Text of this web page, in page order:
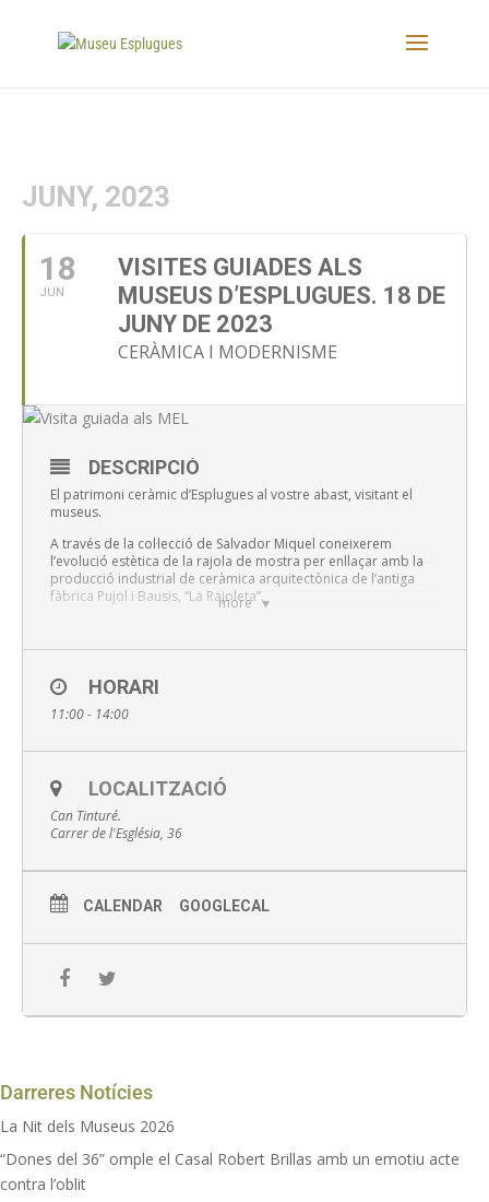
JUNY, 2023
18
JUN
VISITES GUIADES ALS
MUSEUS D’ESPLUGUES. 18 DE
JUNY DE 2023
CERÀMICA I MODERNISME
more
DESCRIPCIÓ
El patrimoni ceràmic d’Esplugues al vostre abast, visitant el
museus.
A través de la col·lecció de Salvador Miquel coneixerem
l’evolució estètica de la rajola de mostra per enllaçar amb la
producció industrial de ceràmica arquitectònica de l’antiga
fàbrica Pujol i Bausis, “La Rajoleta”.
Preu: A partir de 3 euros
Punt de trobada: recepció del Museu Can Tinturé
o online
HORARI
11:00 - 14:00
LOCALITZACIÓ
Can Tinturé.
Carrer de l'Església, 36
CALENDAR GOOGLECAL
Darreres Notícies
La Nit dels Museus 2026
“Dones del 36” omple el Casal Robert Brillas amb un emotiu acte
contra l’oblit